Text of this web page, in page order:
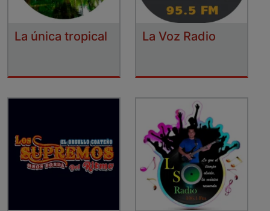
La única tropical La Voz Radio